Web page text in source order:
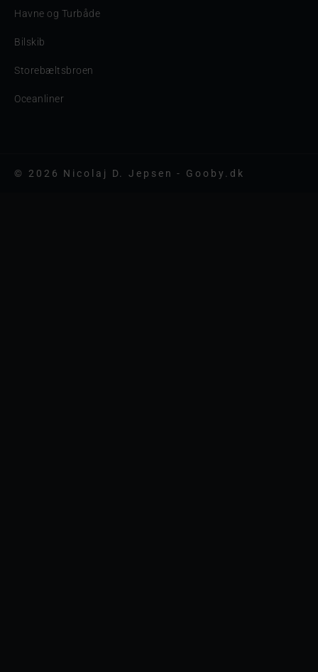
Havne og Turbåde
Bilskib
Storebæltsbroen
Oceanliner
© 2026 Nicolaj D. Jepsen - Gooby.dk